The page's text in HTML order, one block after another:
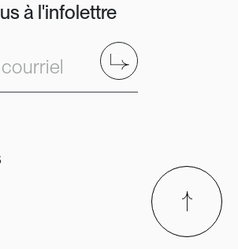
à l'infolettre
Envoyer